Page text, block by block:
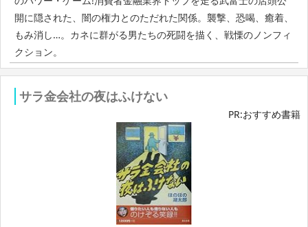
開に隠された、闇の権力とのただれた関係。襲撃、恐喝、癒着、
もみ消し…。カネに群がる男たちの死闘を描く、戦慄のノンフィ
クション。
サラ金会社の夜はふけない
PR:おすすめ書籍